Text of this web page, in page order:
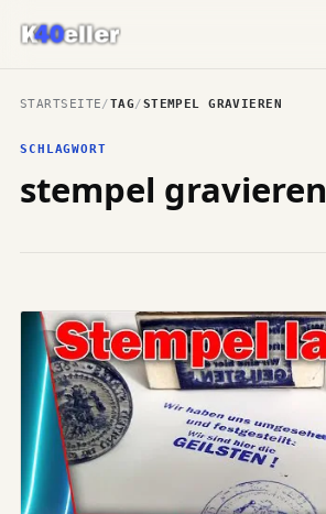
STARTSEITE/TAG/STEMPEL GRAVIEREN
SCHLAGWORT
stempel gravieren